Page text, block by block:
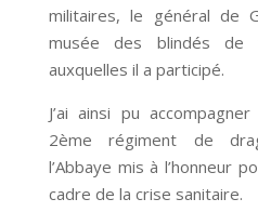
militaires, le général de
musée des blindés de
auxquelles il a participé.
J’ai ainsi pu
2ème régiment de
l’Abbaye mis à l’honneur
cadre de la crise sanitaire.